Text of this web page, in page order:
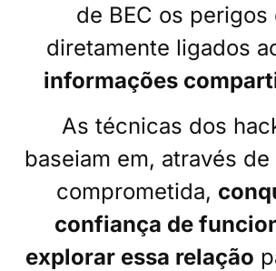
de BEC os perigos
diretamente ligados
informações
As técnicas dos
baseiam em, através
comprometida,
confiança de
explorar essa relação